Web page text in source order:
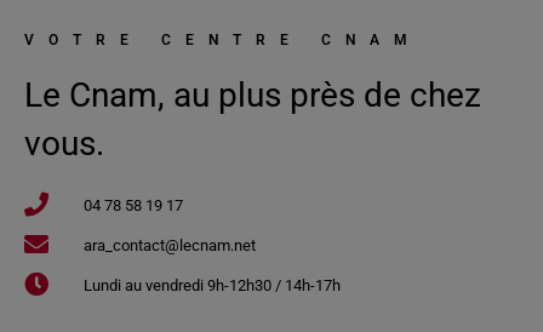
VOTRE CENTRE CNAM
Le Cnam, au plus près de chez
vous.
04 78 58 19 17​
ara_contact@lecnam.net
Lundi au vendredi 9h-12h30 / 14h-17h